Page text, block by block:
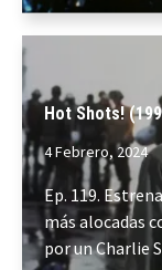
Hot Shots!
4 Febrero, 2024
Ep. 119.
más alocadas
por un Charlie